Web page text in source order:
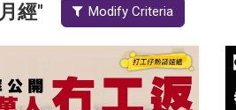
月經" Modify Criteria